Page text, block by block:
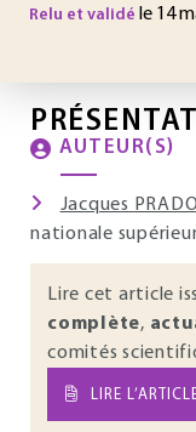
Relu et validé le 14
AUTEUR(S)
Jacques PRADO
nationale
Lire cet article
complète,
comités
LIRE